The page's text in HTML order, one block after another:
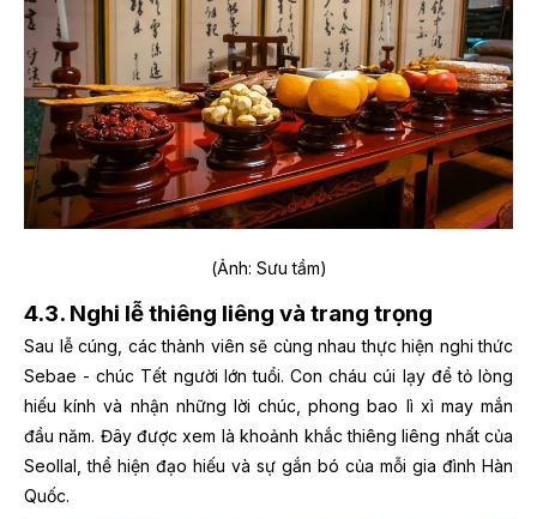
(Ảnh: Sưu tầm)
4.3. Nghi lễ thiêng liêng và trang trọng
Sau lễ cúng, các thành viên sẽ cùng nhau thực hiện nghi thức
Sebae - chúc Tết người lớn tuổi. Con cháu cúi lạy để tỏ lòng
hiếu kính và nhận những lời chúc, phong bao lì xì may mắn
đầu năm. Đây được xem là khoảnh khắc thiêng liêng nhất của
Seollal, thể hiện đạo hiếu và sự gắn bó của mỗi gia đình Hàn
Quốc.